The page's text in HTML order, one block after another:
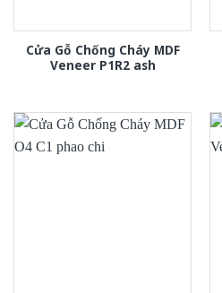
Cửa Gỗ Chống Cháy MDF
Veneer P1R2 ash